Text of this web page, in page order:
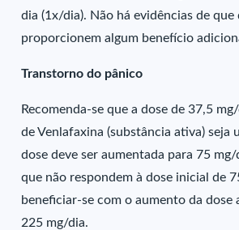
dia (1x/dia). Não há evidências de que
proporcionem algum benefício
Transtorno do pânico
Recomenda-se que a dose de 37,5
de Venlafaxina (substância ativa) seja
dose deve ser aumentada para 75
que não respondem à dose inicial de
beneficiar-se com o aumento da dose
225 mg/dia.